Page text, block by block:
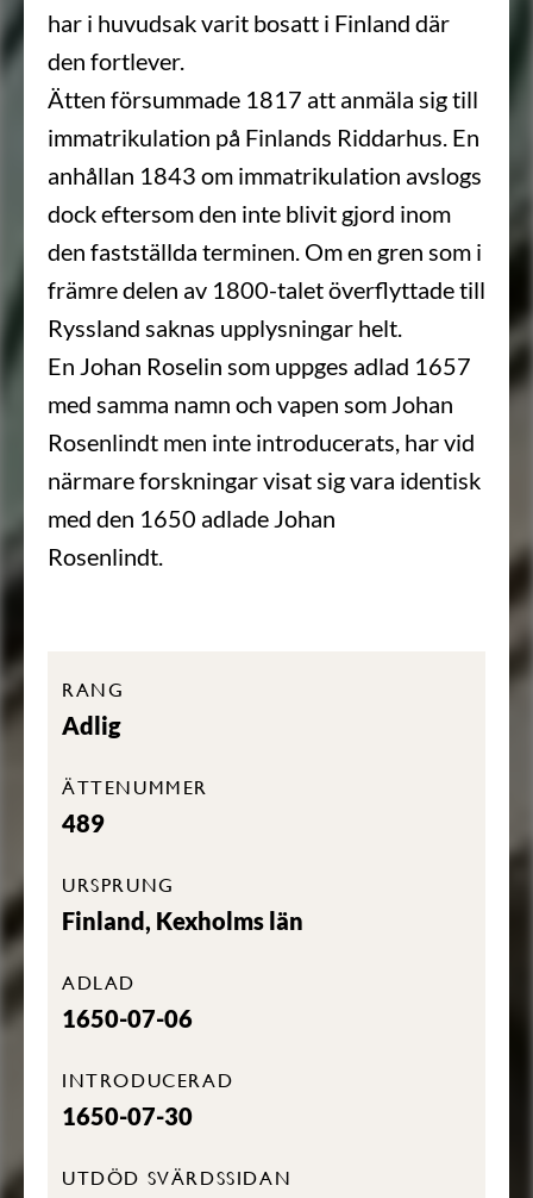
har i huvudsak varit bosatt i Finland där
den fortlever.
Ätten försummade 1817 att anmäla sig till
immatrikulation på Finlands Riddarhus. En
anhållan 1843 om immatrikulation avslogs
dock eftersom den inte blivit gjord inom
den fastställda terminen. Om en gren som i
främre delen av 1800-talet överflyttade till
Ryssland saknas upplysningar helt.
En Johan Roselin som uppges adlad 1657
med samma namn och vapen som Johan
Rosenlindt men inte introducerats, har vid
närmare forskningar visat sig vara identisk
med den 1650 adlade Johan
Rosenlindt.
RANG
Adlig
ÄTTENUMMER
489
URSPRUNG
Finland, Kexholms län
ADLAD
1650-07-06
INTRODUCERAD
1650-07-30
UTDÖD SVÄRDSSIDAN